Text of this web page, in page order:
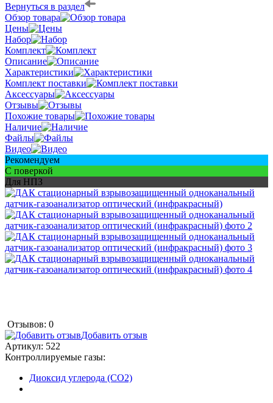
Вернуться в раздел
Обзор товара
Цены
Набор
Комплект
Описание
Характеристики
Комплект поставки
Аксессуары
Отзывы
Похожие товары
Наличие
Файлы
Видео
Рекомендуем
С поверкой
Для НПЗ
Отзывов: 0
Добавить отзыв
Артикул: 522
Контроллируемые газы:
Диоксид углерода (CO2)